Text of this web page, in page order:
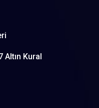
Altın Kural